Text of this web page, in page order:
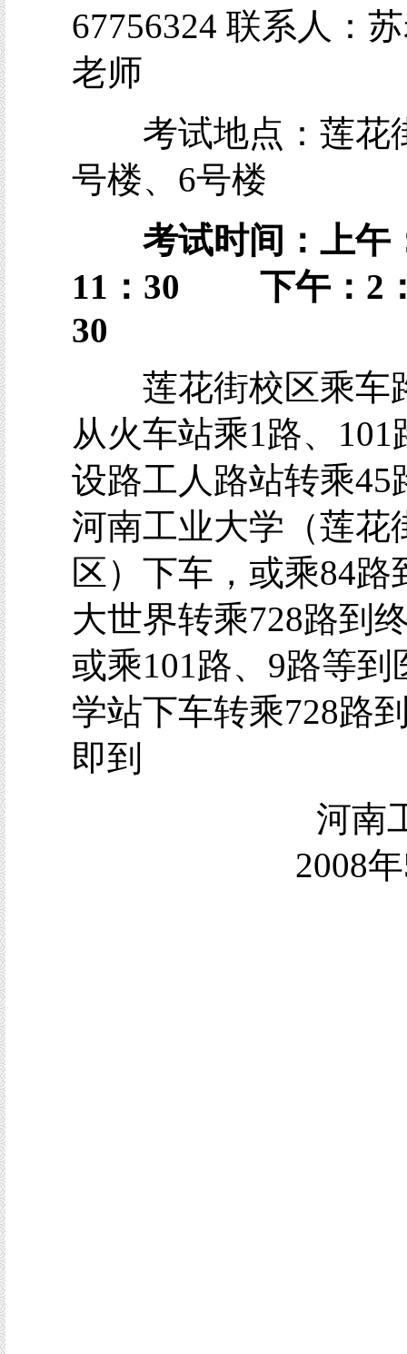
67756324 联系人：
老师
考试地点：莲花
号楼、6号楼
考试时间：上午
11：30 下午：2
30
莲花街校区乘车
从火车站乘1路、101
设路工人路站转乘45
河南工业大学（莲花
区）下车，或乘84路
大世界转乘728路到
或乘101路、9路等到
学站下车转乘728路
即到
河南
2008